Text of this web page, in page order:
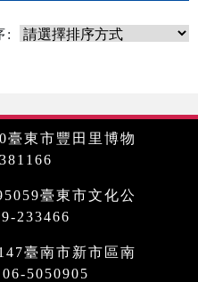
:
臺東市豐田里博物
臺東市文化公
233466
臺南市新市區南
5050905